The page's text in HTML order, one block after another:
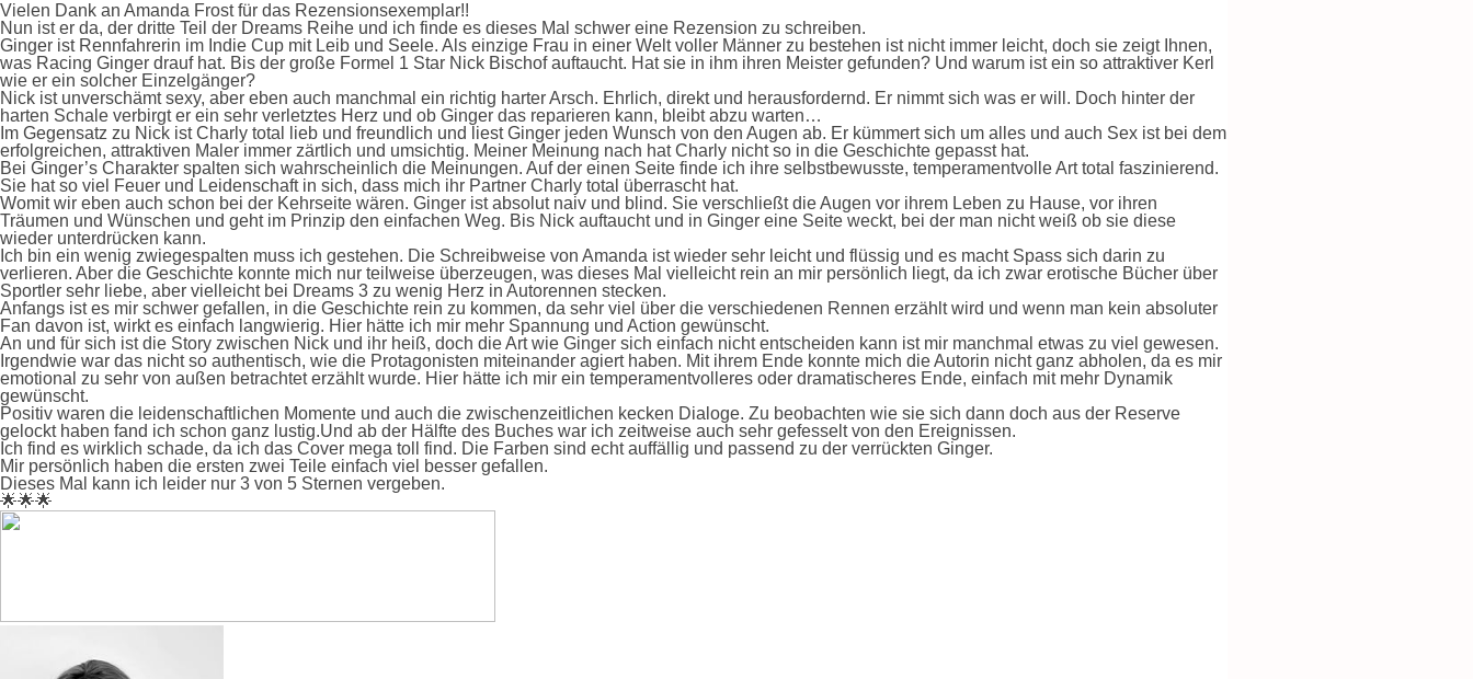
Vielen Dank an Amanda Frost für das Rezensionsexemplar!!
Nun ist er da, der dritte Teil der Dreams Reihe und ich finde es dieses Mal schwer eine Rezension zu schreiben.
Ginger ist Rennfahrerin im Indie Cup mit Leib und Seele. Als einzige Frau in einer Welt voller Männer zu bestehen ist nicht immer leicht, doch sie zeigt Ihnen,
was Racing Ginger drauf hat. Bis der große Formel 1 Star Nick Bischof auftaucht. Hat sie in ihm ihren Meister gefunden? Und warum ist ein so attraktiver Kerl
wie er ein solcher Einzelgänger?
Nick ist unverschämt sexy, aber eben auch manchmal ein richtig harter Arsch. Ehrlich, direkt und herausfordernd. Er nimmt sich was er will. Doch hinter der
harten Schale verbirgt er ein sehr verletztes Herz und ob Ginger das reparieren kann, bleibt abzu warten…
Im Gegensatz zu Nick ist Charly total lieb und freundlich und liest Ginger jeden Wunsch von den Augen ab. Er kümmert sich um alles und auch Sex ist bei dem
erfolgreichen, attraktiven Maler immer zärtlich und umsichtig. Meiner Meinung nach hat Charly nicht so in die Geschichte gepasst hat.
Bei Ginger’s Charakter spalten sich wahrscheinlich die Meinungen. Auf der einen Seite finde ich ihre selbstbewusste, temperamentvolle Art total faszinierend.
Sie hat so viel Feuer und Leidenschaft in sich, dass mich ihr Partner Charly total überrascht hat.
Womit wir eben auch schon bei der Kehrseite wären. Ginger ist absolut naiv und blind. Sie verschließt die Augen vor ihrem Leben zu Hause, vor ihren
Träumen und Wünschen und geht im Prinzip den einfachen Weg. Bis Nick auftaucht und in Ginger eine Seite weckt, bei der man nicht weiß ob sie diese
wieder unterdrücken kann.
Ich bin ein wenig zwiegespalten muss ich gestehen. Die Schreibweise von Amanda ist wieder sehr leicht und flüssig und es macht Spass sich darin zu
verlieren. Aber die Geschichte konnte mich nur teilweise überzeugen, was dieses Mal vielleicht rein an mir persönlich liegt, da ich zwar erotische Bücher über
Sportler sehr liebe, aber vielleicht bei Dreams 3 zu wenig Herz in Autorennen stecken.
Anfangs ist es mir schwer gefallen, in die Geschichte rein zu kommen, da sehr viel über die verschiedenen Rennen erzählt wird und wenn man kein absoluter
Fan davon ist, wirkt es einfach langwierig. Hier hätte ich mir mehr Spannung und Action gewünscht.
An und für sich ist die Story zwischen Nick und ihr heiß, doch die Art wie Ginger sich einfach nicht entscheiden kann ist mir manchmal etwas zu viel gewesen.
Irgendwie war das nicht so authentisch, wie die Protagonisten miteinander agiert haben. Mit ihrem Ende konnte mich die Autorin nicht ganz abholen, da es mir
emotional zu sehr von außen betrachtet erzählt wurde. Hier hätte ich mir ein temperamentvolleres oder dramatischeres Ende, einfach mit mehr Dynamik
gewünscht.
Positiv waren die leidenschaftlichen Momente und auch die zwischenzeitlichen kecken Dialoge. Zu beobachten wie sie sich dann doch aus der Reserve
gelockt haben fand ich schon ganz lustig.Und ab der Hälfte des Buches war ich zeitweise auch sehr gefesselt von den Ereignissen.
Ich find es wirklich schade, da ich das Cover mega toll find. Die Farben sind echt auffällig und passend zu der verrückten Ginger.
Mir persönlich haben die ersten zwei Teile einfach viel besser gefallen.
Dieses Mal kann ich leider nur 3 von 5 Sternen vergeben.
🌟🌟🌟